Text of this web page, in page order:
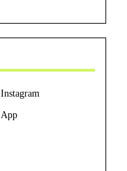
Instagram
App